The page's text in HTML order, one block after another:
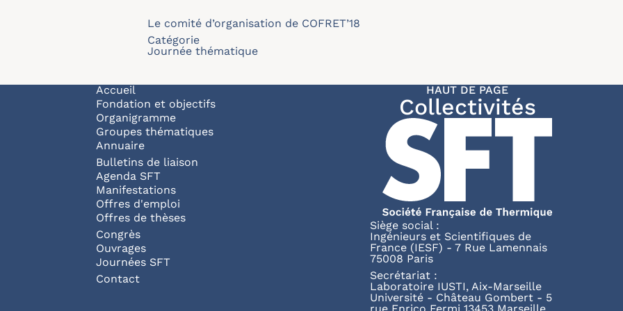
Le comité d’organisation de COFRET’18
Catégorie
Journée thématique
Navigation principale
Accueil
Fondation et objectifs
Organigramme
Groupes thématiques
Annuaire
Bulletins de liaison
Agenda SFT
Manifestations
Offres d'emploi
Offres de thèses
Congrès
Ouvrages
Journées SFT
Pied de page
Contact
HAUT DE PAGE
Collectivités
Siège social :
Ingénieurs et Scientifiques de
France (IESF) - 7 Rue Lamennais
75008 Paris
Secrétariat :
Laboratoire IUSTI, Aix-Marseille
Université - Château Gombert - 5